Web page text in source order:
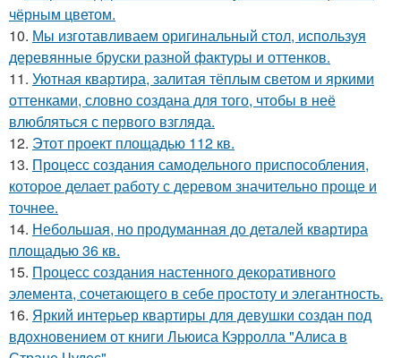
чёрным цветом.
10. Мы изготавливаем оригинальный стол, используя
деревянные бруски разной фактуры и оттенков.
11. Уютная квартира, залитая тёплым светом и яркими
оттенками, словно создана для того, чтобы в неё
влюбляться с первого взгляда.
12. Этот проект площадью 112 кв.
13. Процесс создания самодельного приспособления,
которое делает работу с деревом значительно проще и
точнее.
14. Небольшая, но продуманная до деталей квартира
площадью 36 кв.
15. Процесс создания настенного декоративного
элемента, сочетающего в себе простоту и элегантность.
16. Яркий интерьер квартиры для девушки создан под
вдохновением от книги Льюиса Кэрролла "Алиса в